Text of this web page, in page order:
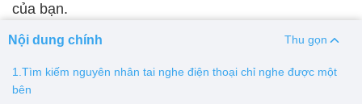
Pin Realme
Thay vỏ
của bạn.
Nội dung chính Thu gọn
1.Tìm kiếm nguyên nhân tai nghe điện thoại chỉ nghe được một
bên